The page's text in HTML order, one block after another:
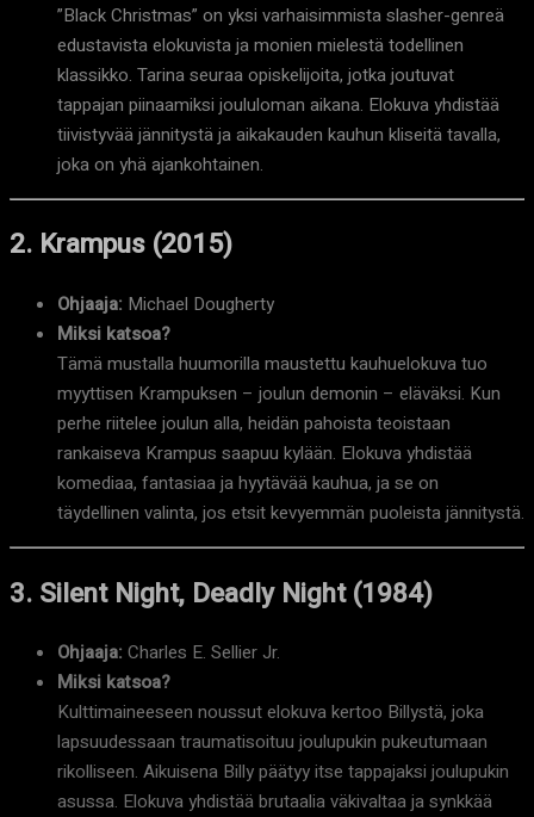
”Black Christmas” on yksi varhaisimmista slasher-genreä
edustavista elokuvista ja monien mielestä todellinen
klassikko. Tarina seuraa opiskelijoita, jotka joutuvat
tappajan piinaamiksi joululoman aikana. Elokuva yhdistää
tiivistyvää jännitystä ja aikakauden kauhun kliseitä tavalla,
joka on yhä ajankohtainen.
2. Krampus (2015)
Ohjaaja: Michael Dougherty
Miksi katsoa?
Tämä mustalla huumorilla maustettu kauhuelokuva tuo
myyttisen Krampuksen – joulun demonin – eläväksi. Kun
perhe riitelee joulun alla, heidän pahoista teoistaan
rankaiseva Krampus saapuu kylään. Elokuva yhdistää
komediaa, fantasiaa ja hyytävää kauhua, ja se on
täydellinen valinta, jos etsit kevyemmän puoleista jännitystä.
3. Silent Night, Deadly Night (1984)
Ohjaaja: Charles E. Sellier Jr.
Miksi katsoa?
Kulttimaineeseen noussut elokuva kertoo Billystä, joka
lapsuudessaan traumatisoituu joulupukin pukeutumaan
rikolliseen. Aikuisena Billy päätyy itse tappajaksi joulupukin
asussa. Elokuva yhdistää brutaalia väkivaltaa ja synkkää